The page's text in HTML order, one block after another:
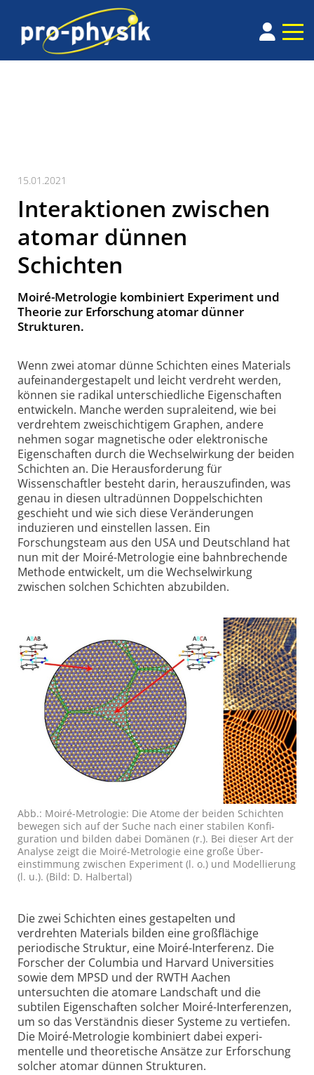
15.01.2021
Interaktionen zwischen
atomar dünnen
Schichten
Moiré-Metrologie kombiniert Experiment und
Theorie zur Erforschung atomar dünner
Strukturen.
Wenn zwei atomar dünne Schichten eines Materials
aufeinander­gestapelt und leicht verdreht werden,
können sie radikal unter­schiedliche Eigenschaften
entwickeln. Manche werden supraleitend, wie bei
verdrehtem zwei­schichtigem Graphen, andere
nehmen sogar magnetische oder elektronische
Eigen­schaften durch die Wechsel­wirkung der beiden
Schichten an. Die Heraus­forderung für
Wissenschaftler besteht darin, herauszufinden, was
genau in diesen ultradünnen Doppel­schichten
geschieht und wie sich diese Veränderungen
induzieren und einstellen lassen. Ein
Forschungsteam aus den USA und Deutschland hat
nun mit der Moiré-Metrologie eine bahn­brechende
Methode entwickelt, um die Wechsel­wirkung
zwischen solchen Schichten abzubilden.
Abb.: Moiré-Metrologie: Die Atome der beiden Schichten
bewegen sich auf der Suche nach einer stabilen Konfi­
guration und bilden dabei Domänen (r.). Bei dieser Art der
Analyse zeigt die Moiré-Metrologie eine große Über­
einstimmung zwischen Experiment (l. o.) und Model­lierung
(l. u.). (Bild: D. Halbertal)
Die zwei Schichten eines gestapelten und
verdrehten Materials bilden eine großflächige
periodische Struktur, eine Moiré-Inter­ferenz. Die
Forscher der Columbia und Harvard Universities
sowie dem MPSD und der RWTH Aachen
untersuchten die atomare Landschaft und die
subtilen Eigen­schaften solcher Moiré-Inter­ferenzen,
um so das Verständnis dieser Systeme zu vertiefen.
Die Moiré-Metro­logie kombiniert dabei experi­
mentelle und theoretische Ansätze zur Erforschung
solcher atomar dünnen Strukturen.